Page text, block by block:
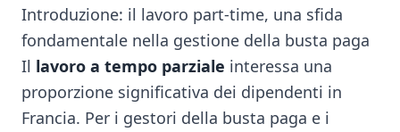
Introduzione: il lavoro part-time, una sfida
fondamentale nella gestione della busta paga
Il lavoro a tempo parziale interessa una
proporzione significativa dei dipendenti in
Francia. Per i gestori della busta paga e i